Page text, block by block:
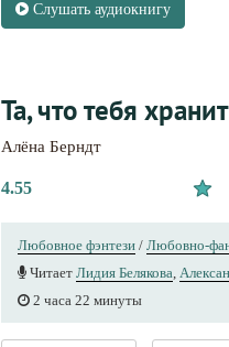
Слушать аудиокнигу
Та, что тебя хранит
Алёна Берндт
4.55
Любовное фэнтези / Любовно-
Читает Лидия Белякова,
2 часа 22 минуты